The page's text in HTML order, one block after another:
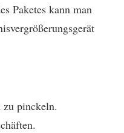
Paketes kann man
zu pinckeln.